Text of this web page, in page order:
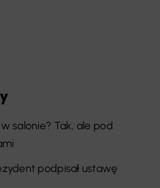
salonie? Tak, ale pod
podpisał ustawę